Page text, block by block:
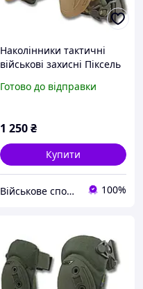
Наколінники тактичні
військові захисні Піксель
USA
Готово до відправки
1 250₴
Купити
Військове спорядження, дрони та БПЛА | інтернет-магазин QUASAR 100%